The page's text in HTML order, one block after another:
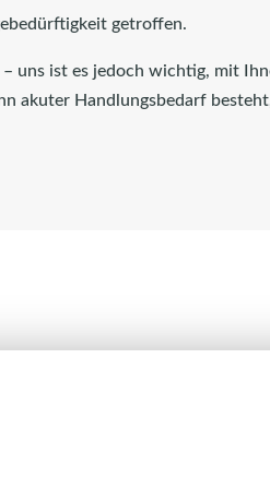
getroffen.
uns ist es jedoch wichtig, mit
akuter Handlungsbedarf